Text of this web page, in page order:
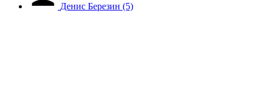
Денис Березин (5)